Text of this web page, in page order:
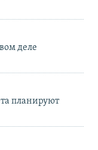
деле
планируют